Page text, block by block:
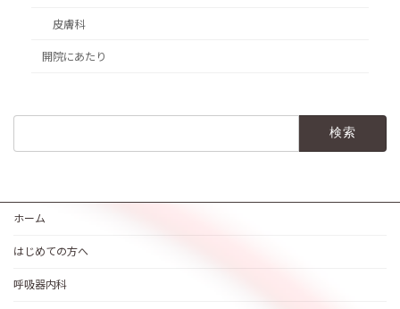
皮膚科
開院にあたり
ホーム
はじめての方へ
呼吸器内科